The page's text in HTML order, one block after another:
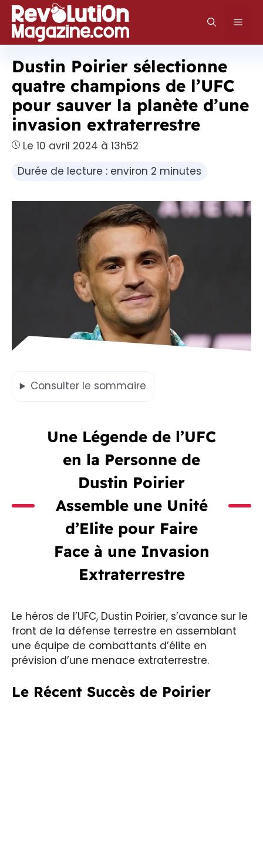
Aller
au
contenu
Dustin Poirier sélectionne
quatre champions de l’UFC
pour sauver la planète d’une
invasion extraterrestre
Le 10 avril 2024 à 13h52
Durée de lecture : environ 2 minutes
Consulter le sommaire
Une Légende de l’UFC
en la Personne de
Dustin Poirier
Assemble une Unité
d’Elite pour Faire
Face à une Invasion
Extraterrestre
Le héros de l’UFC, Dustin Poirier, s’avance sur le
front de la défense terrestre en assemblant
une équipe de combattants d’élite en
prévision d’une menace extraterrestre.
Le Récent Succès de Poirier